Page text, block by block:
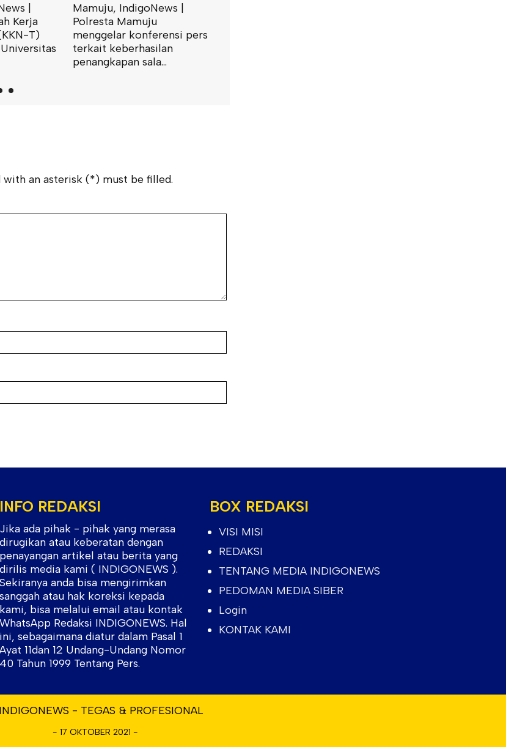
|
Kerja
T)
Mamuju, IndigoNews |
Polresta Mamuju
menggelar konferensi pers
terkait keberhasilan
penangkapan sala...
an asterisk (*) must be filled.
INFO REDAKSI
Jika ada pihak - pihak yang merasa
dirugikan atau keberatan dengan
penayangan artikel atau berita yang
dirilis media kami ( INDIGONEWS ).
Sekiranya anda bisa mengirimkan
sanggah atau hak koreksi kepada
kami, bisa melalui email atau kontak
WhatsApp Redaksi INDIGONEWS. Hal
ini, sebagaimana diatur dalam Pasal 1
Ayat 11dan 12 Undang-Undang Nomor
40 Tahun 1999 Tentang Pers.
BOX REDAKSI
VISI MISI
REDAKSI
TENTANG MEDIA INDIGONEWS
PEDOMAN MEDIA SIBER
Login
KONTAK KAMI
- TEGAS & PROFESIONAL
- 17 OKTOBER 2021 -